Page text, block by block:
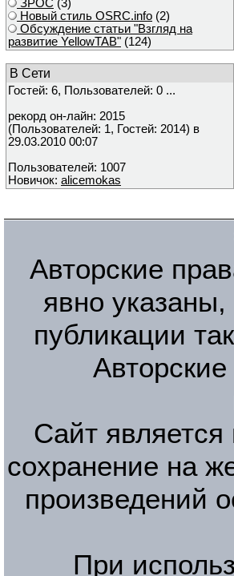
ЗРОС (3)
Новый стиль OSRC.info (2)
Обсуждение статьи "Взгляд на
развитие YellowTAB" (124)
В Сети
Гостей: 6, Пользователей: 0 ...
рекорд он-лайн: 2015
(Пользователей: 1, Гостей: 2014) в
29.03.2010 00:07
Пользователей: 1007
Новичок: alicemokas
Авторские
явно
публикации
Сайт
сохранение на
произведений
При